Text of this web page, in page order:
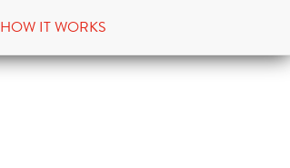
HOW IT WORKS